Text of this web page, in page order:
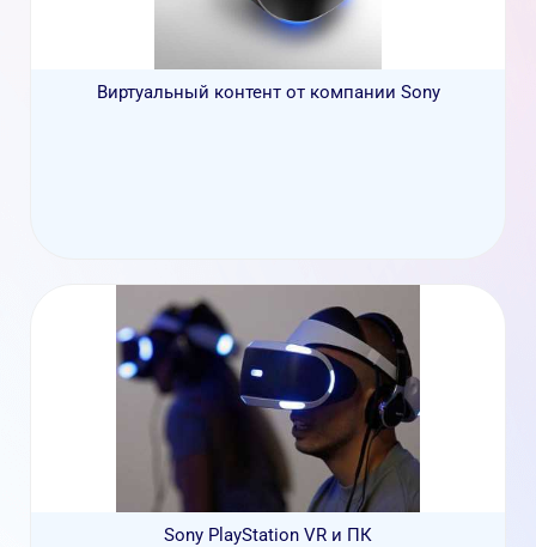
Виртуальный контент от компании Sony
Sony PlayStation VR и ПК